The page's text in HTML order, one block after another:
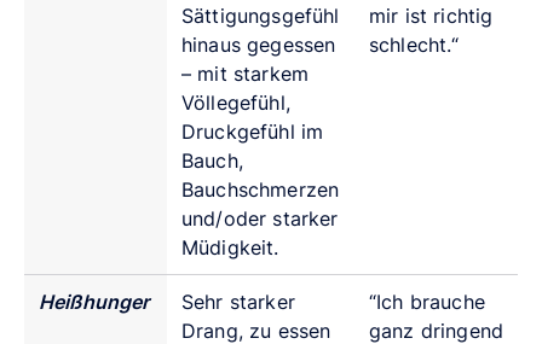
Sättigungsgefühl
hinaus gegessen
– mit starkem
Völlegefühl,
Druckgefühl im
Bauch,
Bauchschmerzen
und/oder starker
Müdigkeit.
mir ist richtig
schlecht.“
Heißhunger
Sehr starker
Drang, zu essen
“Ich brauche
ganz dringend